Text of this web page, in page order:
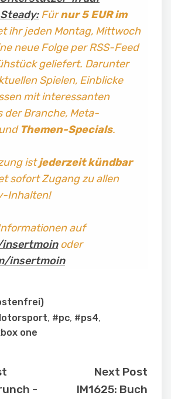
Steady:Fürnur 5 EUR im
ihr jeden Montag, Mittwoch
neue Folge per RSS-Feed
geliefert. Darunter
Spielen, Einblicke
mit interessanten
der Branche, Meta-
Themen-Specials.
istjederzeit kündbar
sofort Zugang zu allen
Inhalten!
auf
oder
insertmoin
, #pc, #ps4,
one
-
Next Post
IM1625: Buch